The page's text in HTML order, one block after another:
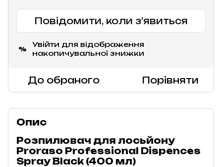
Повідомити, коли з'явиться
%
Увійти для відображення
накопичувальної знижки
До обраного Порівняти
Опис
Розпилювач для лосьйону
Proraso Professional Dispences
Spray Black (400 мл)